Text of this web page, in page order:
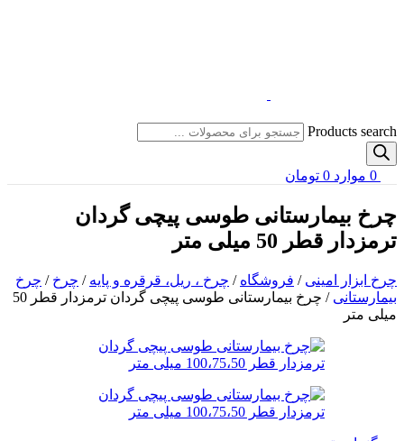
Products search
0 موارد 0 تومان
چرخ بیمارستانی طوسی پیچی گردان
ترمزدار قطر 50 میلی متر
چرخ ابزار امینی / فروشگاه / چرخ ، ریل، قرقره و پایه / چرخ / چرخ
بیمارستانی /
چرخ بیمارستانی طوسی پیچی گردان ترمزدار قطر 50
میلی متر